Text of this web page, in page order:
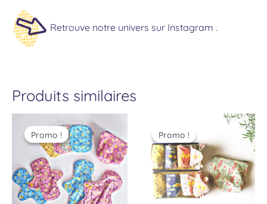
Retrouve notre univers sur Instagram .
Produits similaires
Promo !
Promo !
prix
initial
était :
78.07 €.
prix
actuel
est :
58.00 €.
Promo !
Promo !
initial
était :
105.00 €.
actuel
est :
88.70 €.